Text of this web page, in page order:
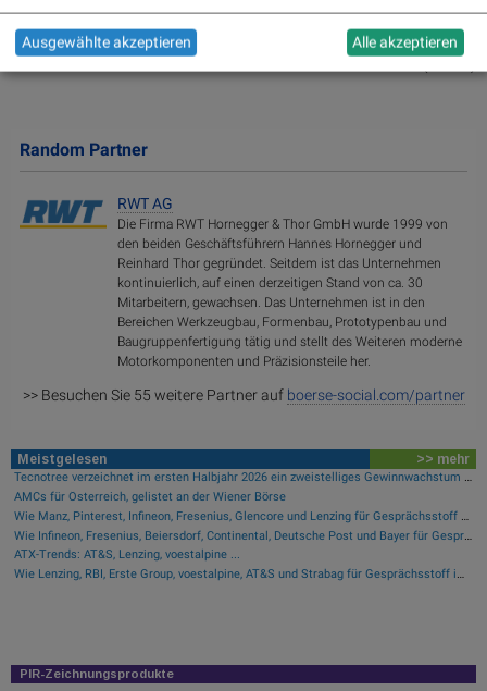
Random Partner
RWT AG
Die Firma RWT Hornegger & Thor GmbH wurde 1999 von
den beiden Geschäftsführern Hannes Hornegger und
Reinhard Thor gegründet. Seitdem ist das Unternehmen
kontinuierlich, auf einen derzeitigen Stand von ca. 30
Mitarbeitern, gewachsen. Das Unternehmen ist in den
Bereichen Werkzeugbau, Formenbau, Prototypenbau und
Baugruppenfertigung tätig und stellt des Weiteren moderne
Motorkomponenten und Präzisionsteile her.
>> Besuchen Sie 55 weitere Partner auf boerse-social.com/partner
Meistgelesen >> mehr
Tecnotree verzeichnet im ersten Halbjahr 2026 ein zweistelliges Gewinnwachstum und eine beschleunigte Einführungsdynamik
AMCs für Österreich, gelistet an der Wiener Börse
Wie Manz, Pinterest, Infineon, Fresenius, Glencore und Lenzing für Gesprächsstoff sorgten
Wie Infineon, Fresenius, Beiersdorf, Continental, Deutsche Post und Bayer für Gesprächsstoff im DAX sorgten
ATX-Trends: AT&S, Lenzing, voestalpine ...
Wie Lenzing, RBI, Erste Group, voestalpine, AT&S und Strabag für Gesprächsstoff im ATX sorgten
PIR-Zeichnungsprodukte
Ausgewählte akzeptieren Alle akzeptieren